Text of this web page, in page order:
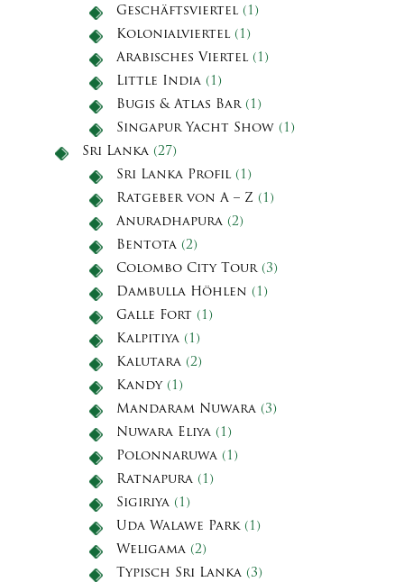
Geschäftsviertel (1)
Kolonialviertel (1)
Arabisches Viertel (1)
Little India (1)
Bugis & Atlas Bar(1)
Singapur Yacht Show (1)
Sri Lanka (27)
Sri Lanka Profil (1)
Ratgeber von A – Z (1)
Anuradhapura (2)
Bentota (2)
Colombo City Tour(3)
Dambulla Höhlen (1)
Galle Fort (1)
Kalpitiya (1)
Kalutara (2)
Kandy(1)
Mandaram Nuwara (3)
Nuwara Eliya (1)
Polonnaruwa (1)
Ratnapura (1)
Sigiriya (1)
Uda Walawe Park(1)
Weligama (2)
Typisch Sri Lanka (3)